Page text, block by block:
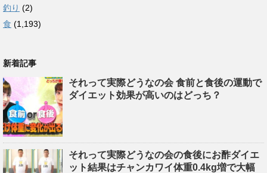
釣り (2)
食 (1,193)
新着記事
それって実際どうなの会 食前と食後の運動で
ダイエット効果が高いのはどっち？
それって実際どうなの会の食後にお酢ダイエ
ット結果はチャンカワイ体重0.4kg増で大幅